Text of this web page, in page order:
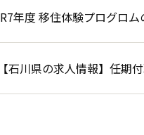
R7年度 移住体験プログロ
【石川県の求人情報】任期